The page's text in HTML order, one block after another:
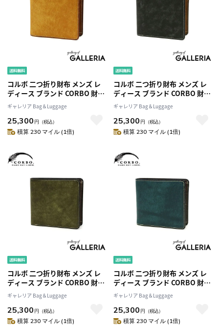
コルボ 二つ折り財布 メンズ レ
ディース ブランド CORBO 財布
二つ折り 折り財布 革 本革 レザ
ー 小銭入れあり カード 仕切り
日本製 プエブロレザー CORBO.
SLATE PUEBLO 1LN-1701
ギャレリア Bag＆Luggage
25,300 円 （税込）
積算 230 マイル (1倍)
コルボ 二つ折り財布 メンズ レ
ディース ブランド CORBO 財布
二つ折り 折り財布 革 本革 レザ
ー 小銭入れあり カード 仕切り
日本製 プエブロレザー CORBO.
SLATE PUEBLO 1LN-1701
ギャレリア Bag＆Luggage
25,300 円 （税込）
積算 230 マイル (1倍)
コルボ 二つ折り財布 メンズ レ
ディース ブランド CORBO 財布
二つ折り 折り財布 革 本革 レザ
ー 小銭入れあり カード 仕切り
日本製 プエブロレザー CORBO.
SLATE PUEBLO 1LN-1701
ギャレリア Bag＆Luggage
25,300 円 （税込）
積算 230 マイル (1倍)
コルボ 二つ折り財布 メンズ レ
ディース ブランド CORBO 財布
二つ折り 折り財布 革 本革 レザ
ー 小銭入れあり カード 仕切り
日本製 プエブロレザー CORBO.
SLATE PUEBLO 1LN-1701
ギャレリア Bag＆Luggage
25,300 円 （税込）
積算 230 マイル (1倍)